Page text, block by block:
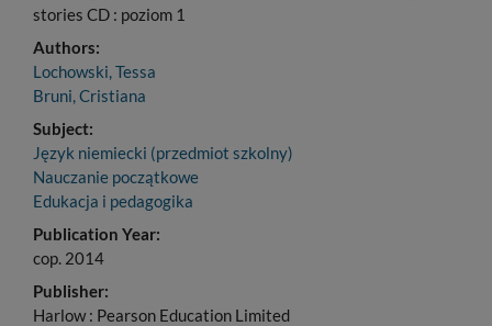
stories CD : poziom 1
Authors:
Lochowski, Tessa
Bruni, Cristiana
Subject:
Język niemiecki (przedmiot szkolny)
Nauczanie początkowe
Edukacja i pedagogika
Publication Year:
cop. 2014
Publisher:
Harlow : Pearson Education Limited